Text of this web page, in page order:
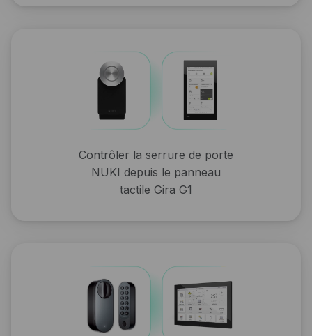
Contrôler la serrure de porte
NUKI depuis le panneau
tactile Gira G1